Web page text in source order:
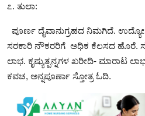
೭. ತುಲಾ:
ಪೂರ್ಣ ದೈವಾನುಗ್ರಹದ ನಿಮಗಿದೆ. ಉದ್ಯೋಗ
ಸರಕಾರಿ ನೌಕರರಿಗೆ ಅಧಿಕ ಕೆಲಸದ ಹೊರೆ. ಸಣ್ಣ
ಲಾಭ. ಕೃಷ್ಯುತ್ಪನ್ನಗಳ ಖರೀದಿ- ಮಾರಾಟ
ಕವಚ, ಅನ್ನಪೂರ್ಣಾ ಸ್ತೋತ್ರ ಓದಿ.